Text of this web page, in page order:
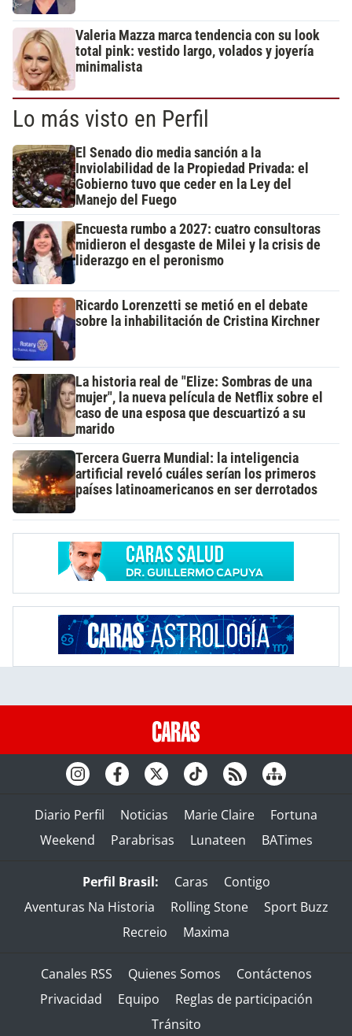
Valeria Mazza marca tendencia con su look
total pink: vestido largo, volados y joyería
minimalista
Lo más visto en Perfil
El Senado dio media sanción a la
Inviolabilidad de la Propiedad Privada: el
Gobierno tuvo que ceder en la Ley del
Manejo del Fuego
Encuesta rumbo a 2027: cuatro consultoras
midieron el desgaste de Milei y la crisis de
liderazgo en el peronismo
Ricardo Lorenzetti se metió en el debate
sobre la inhabilitación de Cristina Kirchner
La historia real de "Elize: Sombras de una
mujer", la nueva película de Netflix sobre el
caso de una esposa que descuartizó a su
marido
Tercera Guerra Mundial: la inteligencia
artificial reveló cuáles serían los primeros
países latinoamericanos en ser derrotados
Diario Perfil Noticias Marie Claire
Fortuna
Weekend
Parabrisas Lunateen BATimes
Perfil Brasil: Caras
Contigo
Aventuras Na Historia
Rolling Stone
Sport Buzz
Recreio
Maxima
Canales RSS Quienes Somos
Contáctenos
Privacidad
Equipo
Reglas de participación
Tránsito